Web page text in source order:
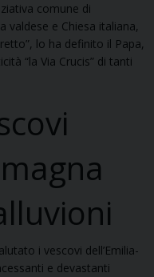
comune di
valdese e Chiesa italiana,
lo ha definito il Papa,
“la Via Crucis” di tanti
i vescovi dell’Emilia-
e devastanti